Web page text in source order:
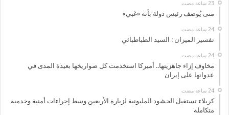
متى يُوصف رئيس دولة بأنه «غبي»
‏24 ساعة مضت
تفسير الميزان : السيد الطباطبائي
‏24 ساعة مضت
مخاوف إزاء جاهزيتها.. أميركا استخدمت كل صواريخها بعيدة المدى في
عدوانها على إيران
‏24 ساعة مضت
كربلاء تستقبل الحشود المليونية لزيارة الأربعين وسط إجراءات أمنية وخدمية
متكاملة